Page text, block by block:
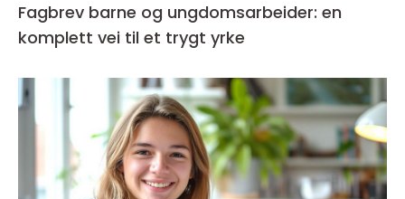
Fagbrev barne og ungdomsarbeider: en
komplett vei til et trygt yrke